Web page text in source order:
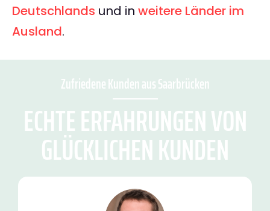
Deutschlands und in weitere Länder im
Ausland.
Zufriedene Kunden aus Saarbrücken
ECHTE ERFAHRUNGEN VON
GLÜCKLICHEN KUNDEN